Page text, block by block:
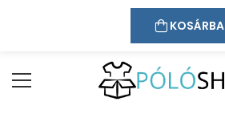
ÜDVÖZÖLJÜK WEBÁRUHÁZUNKBAN!
Kapcsolat
KOSÁRBA